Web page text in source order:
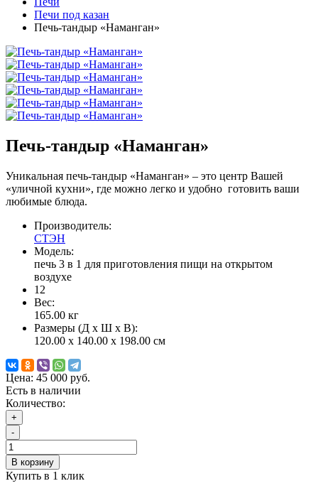
Печи под казан
Печь-тандыр «Наманган»
Печь-тандыр «Наманган»
Уникальная печь-тандыр «Наманган» – это центр Вашей
«уличной кухни», где можно легко и удобно готовить ваши
любимые блюда.
Производитель:
СТЭН
Модель:
печь 3 в 1 для приготовления пищи на открытом
воздухе
12
Вес:
165.00 кг
Размеры (Д x Ш x В):
120.00 x 140.00 x 198.00 см
Цена: 45 000 руб.
Есть в наличии
Количество:
+
-
В корзину
Купить в 1 клик